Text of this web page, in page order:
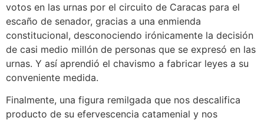
votos en las urnas por el circuito de Caracas para el
escaño de senador, gracias a una enmienda
constitucional, desconociendo irónicamente la decisión
de casi medio millón de personas que se expresó en las
urnas. Y así aprendió el chavismo a fabricar leyes a su
conveniente medida.
Finalmente, una figura remilgada que nos descalifica
producto de su efervescencia catamenial y nos